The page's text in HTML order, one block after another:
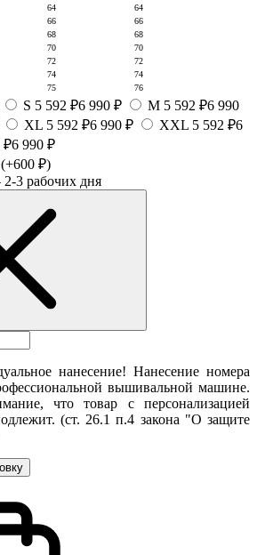
64
64
66
66
68
68
70
70
72
72
74
74
75 76
S 5 592 ₽6 990 ₽ M 5 592 ₽6 990
XL 5 592 ₽6 990 ₽ XXL 5 592 ₽6
₽6 990 ₽
(+600 ₽)
3 рабочих дня
нанесение! Нанесение номера
вышивальной машине.
что товар с персонализацией
(ст. 26.1 п.4 закона "О защите